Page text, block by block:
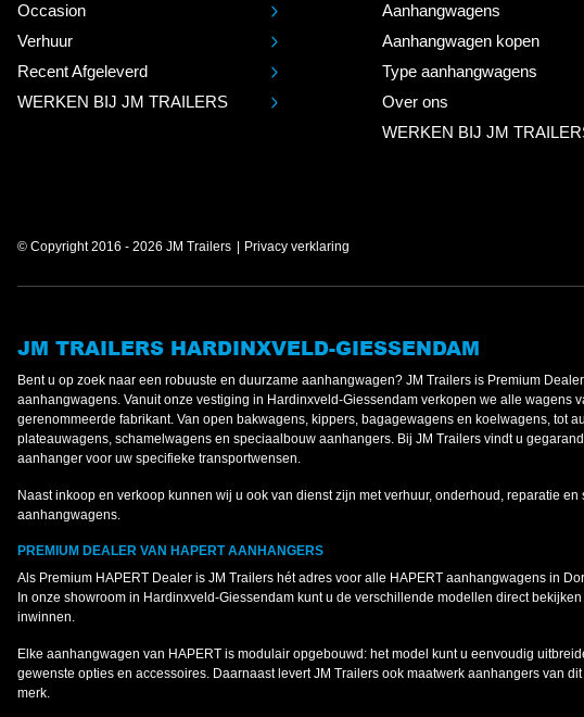
Occasion
Verhuur
Recent Afgeleverd
WERKEN BIJ JM TRAILERS
Aanhangwagens
Aanhangwagen kopen
Type aanhangwagens
Over ons
WERKEN BIJ JM
© Copyright 2016 - 2026 JM Trailers Privacy verklaring
JM TRAILERS HARDINXVELD-GIESSENDAM
Bent u op zoek naar een robuuste en duurzame aanhangwagen? JM Trailers is Premium
aanhangwagens. Vanuit onze vestiging in Hardinxveld-Giessendam verkopen we alle wagens
gerenommeerde fabrikant. Van open bakwagens, kippers, bagagewagens en koelwagens, tot
plateauwagens, schamelwagens en speciaalbouw aanhangers. Bij JM Trailers vindt u
aanhanger voor uw specifieke transportwensen.
Naast inkoop en verkoop kunnen wij u ook van dienst zijn met verhuur, onderhoud, reparatie en
aanhangwagens.
PREMIUM DEALER VAN HAPERT AANHANGERS
Als Premium HAPERT Dealer is JM Trailers hét adres voor alle HAPERT aanhangwagens in
In onze showroom in Hardinxveld-Giessendam kunt u de verschillende modellen direct
inwinnen.
Elke aanhangwagen van HAPERT is modulair opgebouwd: het model kunt u eenvoudig
gewenste opties en accessoires. Daarnaast levert JM Trailers ook maatwerk aanhangers van
merk.